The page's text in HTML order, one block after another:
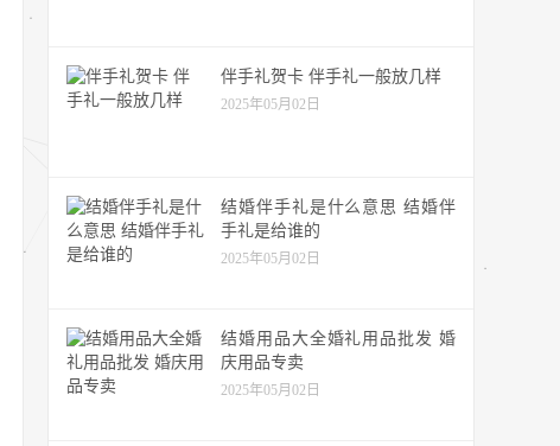
伴手礼贺卡 伴手礼一般放几样
2025年05月02日
结婚伴手礼是什么意思 结婚伴
手礼是给谁的
2025年05月02日
结婚用品大全婚礼用品批发 婚
庆用品专卖
2025年05月02日